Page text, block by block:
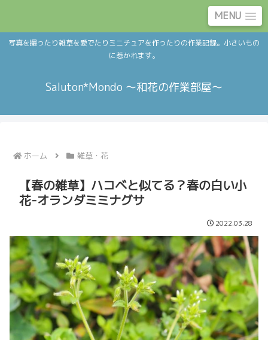
MENU
写真を撮ったり雑草を愛でたりミニチュアを作ったりの作業記録。小さいもの
に惹かれます。
Saluton*Mondo ～和花の作業部屋～
ホーム 雑草・花
【春の雑草】ハコベと似てる？春の白い小
花-オランダミミナグサ
2022.03.28